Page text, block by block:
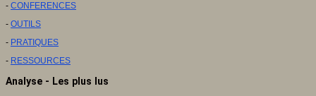
- CONFERENCES
- OUTILS
- PRATIQUES
- RESSOURCES
Analyse - Les plus lus